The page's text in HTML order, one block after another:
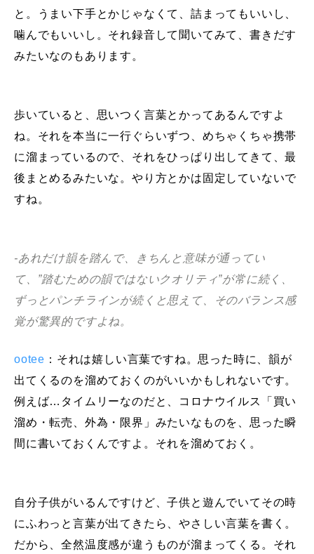
と。うまい下手とかじゃなくて、詰まってもいいし、
噛んでもいいし。それ録音して聞いてみて、書きだす
みたいなのもあります。
歩いていると、思いつく言葉とかってあるんですよ
ね。それを本当に一行ぐらいずつ、めちゃくちゃ携帯
に溜まっているので、それをひっぱり出してきて、最
後まとめるみたいな。やり方とかは固定していないで
すね。
-あれだけ韻を踏んで、きちんと意味が通ってい
て、”踏むための韻ではないクオリティ”が常に続く、
ずっとパンチラインが続くと思えて、そのバランス感
覚が驚異的ですよね。
ootee ：それは嬉しい言葉ですね。思った時に、韻が
出てくるのを溜めておくのがいいかもしれないです。
例えば…タイムリーなのだと、コロナウイルス「買い
溜め・転売、外為・限界」みたいなものを、思った瞬
間に書いておくんですよ。それを溜めておく。
自分子供がいるんですけど、子供と遊んでいてその時
にふわっと言葉が出てきたら、やさしい言葉を書く。
だから、全然温度感が違うものが溜まってくる。それ